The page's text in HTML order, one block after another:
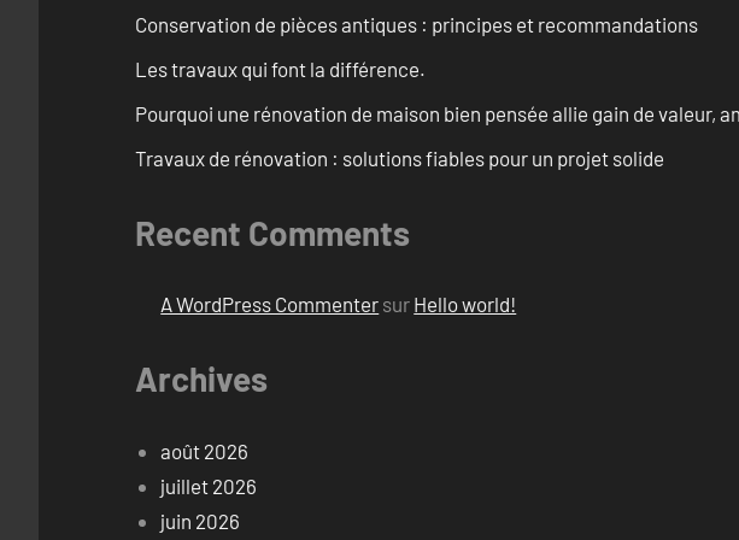
Conservation de pièces antiques : principes et recommandations
Les travaux qui font la différence.
Pourquoi une rénovation de maison bien pensée allie gain de
Travaux de rénovation : solutions fiables pour un projet solide
Recent Comments
A WordPress Commenter sur Hello world!
Archives
août 2026
juillet 2026
juin 2026